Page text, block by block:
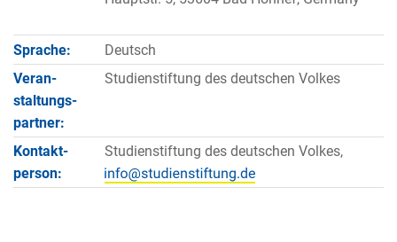
Sprache:
Deutsch
Veran­
staltungs­
partner:
Studienstiftung des deutschen Volkes
Kontakt­
person:
Studienstiftung des deutschen Volkes,